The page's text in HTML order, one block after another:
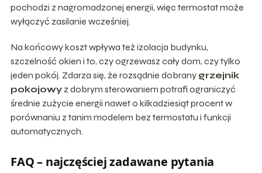
pochodzi z nagromadzonej energii, więc termostat może
wyłączyć zasilanie wcześniej.
Na końcowy koszt wpływa też izolacja budynku,
szczelność okien i to, czy ogrzewasz cały dom, czy tylko
jeden pokój. Zdarza się, że rozsądnie dobrany grzejnik
pokojowyz dobrym sterowaniem potrafi ograniczyć
średnie zużycie energii nawet o kilkadziesiąt procent w
porównaniu z tanim modelem bez termostatu i funkcji
automatycznych.
FAQ – najczęściej zadawane pytania